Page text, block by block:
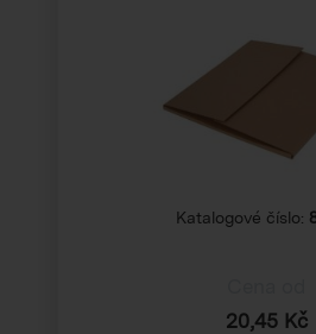
Katalogové číslo:
20,45 Kč